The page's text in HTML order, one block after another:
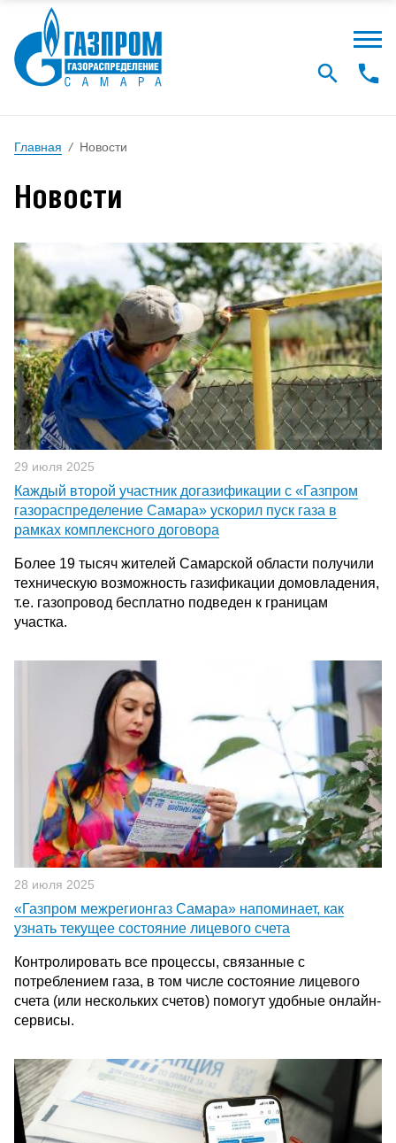
Главная / Новости
Новости
29 июля 2025
Каждый второй участник догазификации с «Газпром
газораспределение Самара» ускорил пуск газа в
рамках комплексного договора
Более 19 тысяч жителей Самарской области получили
техническую возможность газификации домовладения,
т.е. газопровод бесплатно подведен к границам
участка.
28 июля 2025
«Газпром межрегионгаз Самара» напоминает, как
узнать текущее состояние лицевого счета
Контролировать все процессы, связанные с
потреблением газа, в том числе состояние лицевого
счета (или нескольких счетов) помогут удобные онлайн-
сервисы.